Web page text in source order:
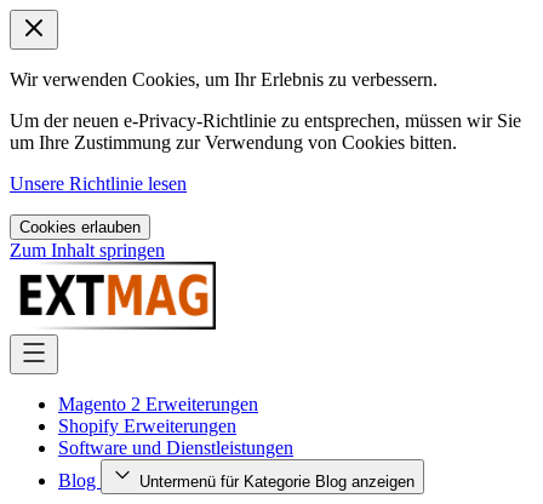
Wir verwenden Cookies, um Ihr Erlebnis zu verbessern.
Um der neuen e-Privacy-Richtlinie zu entsprechen, müssen wir Sie
um Ihre Zustimmung zur Verwendung von Cookies bitten.
Unsere Richtlinie lesen
Cookies erlauben
Zum Inhalt springen
Magento 2 Erweiterungen
Shopify Erweiterungen
Software und Dienstleistungen
Blog
Untermenü für Kategorie Blog anzeigen